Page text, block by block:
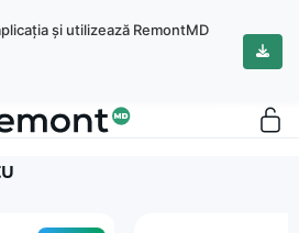
și utilizează RemontMD